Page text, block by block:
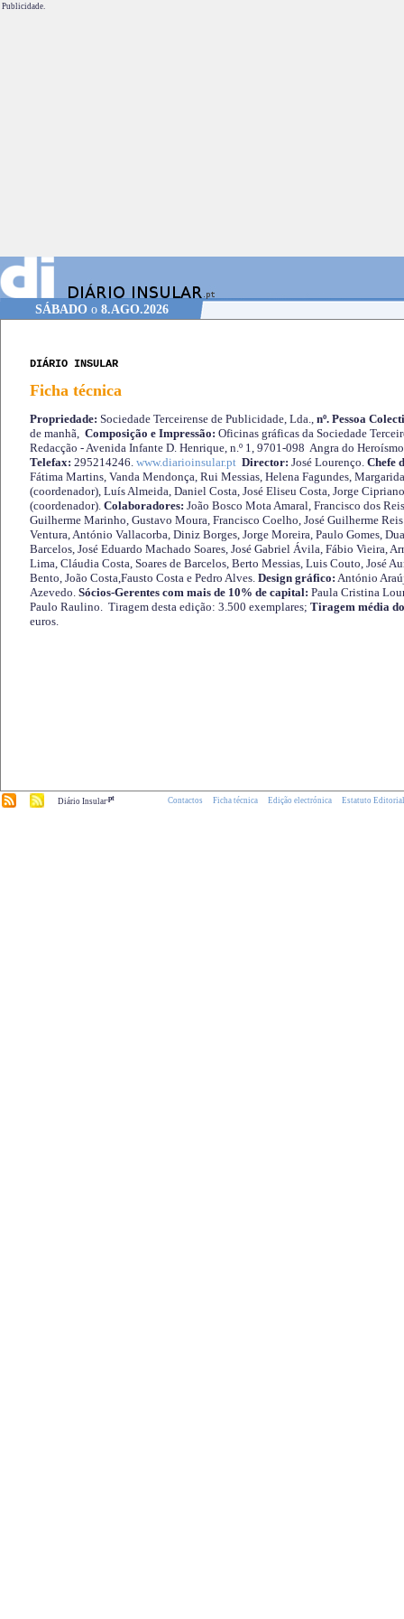
Publicidade.
SÁBADOo 8.AGO.2026
DIÁRIO INSULAR
Ficha técnica
Propriedade: Sociedade Terceirense de Publicidade, Lda., nº. Pessoa
de manhã, Composição e Impressão: Oficinas gráficas da Sociedade
Redacção - Avenida Infante D. Henrique, n.º 1, 9701-098 Angra do
Telefax: 295214246. www.diarioinsular.pt Director: José Lourenço. Chefe
Fátima Martins, Vanda Mendonça, Rui Messias, Helena Fagundes,
(coordenador), Luís Almeida, Daniel Costa, José Eliseu Costa, Jorge
(coordenador). Colaboradores: João Bosco Mota Amaral, Francisco dos
Guilherme Marinho, Gustavo Moura, Francisco Coelho, José Guilherme
Ventura, António Vallacorba, Diniz Borges, Jorge Moreira, Paulo Gomes,
Barcelos, José Eduardo Machado Soares, José Gabriel Ávila, Fábio Vieira,
Lima, Cláudia Costa, Soares de Barcelos, Berto Messias, Luis Couto, José
Bento, João Costa,Fausto Costa e Pedro Alves. Design gráfico: António
Azevedo. Sócios-Gerentes com mais de 10% de capital: Paula Cristina
Paulo Raulino. Tiragem desta edição: 3.500 exemplares; Tiragem média
euros.
Diário Insular.pt Contactos Ficha técnica Edição electrónica Estatuto Editorial